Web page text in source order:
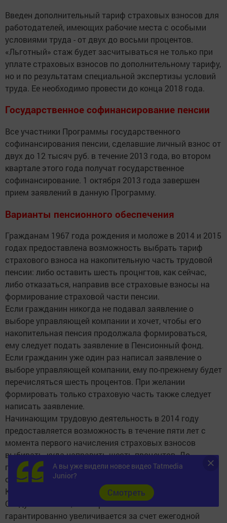
Введен дополнительный тариф страховых взносов для
работодателей, имеющих рабочие места с особыми
условиями труда - от двух до восьми процентов.
«Льготный» стаж будет засчитываться не только при
уплате страховых взносов по дополнительному тарифу,
но и по результатам специальной экспертизы условий
труда. Ее необходимо провести до конца 2018 года.
Государственное софинансирование пенсии
Все участники Программы государственного
софинансирования пенсии, сделавшие личный взнос от
двух до 12 тысяч руб. в течение 2013 года, во втором
квартале этого года получат государственное
софинансирование. 1 октября 2013 года завершен
прием заявлений в данную Программу.
Варианты пенсионного обеспечения
Гражданам 1967 года рождения и моложе в 2014 и 2015
годах предоставлена возможность выбрать тариф
страхового взноса на накопительную часть трудовой
пенсии: либо оставить шесть процнгтов, как сейчас,
либо отказаться, направив все страховые взносы на
формирование страховой части пенсии.
Если гражданин никогда не подавал заявление о
выборе управляющей компании и хочет, чтобы его
накопительная пенсия продолжала формироваться,
ему следует подать заявление в Пенсионный фонд.
Если гражданин уже один раз написал заявление о
выборе управляющей компании, ему по-прежнему будет
перечисляться шесть процентов. При желании
формировать только страховую часть также следует
написать заявление.
Начинающим трудовую деятельность в 2014 году
предоставляется возможность в течение пяти лет с
момента первого начисления страховых взносов
выбирать, куда направить шесть процентов. До
принятия решения все будет перечисляться в
страховую часть.
Какой вариант выгоднее - решает сам гражданин.
Следует помнить, что страховая пенсия
гарантированно увеличивается за счет ежегодной
А вы уже видели новое видео Tatmedia
Junior?
Cмотреть